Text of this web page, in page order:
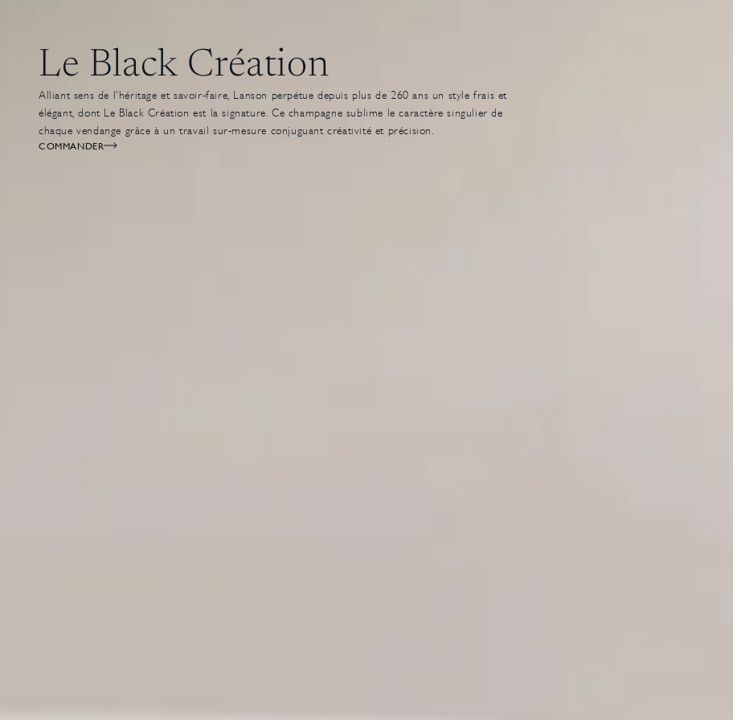
Le Black Création
Alliant sens de l'héritage et savoir-faire, Lanson perpétue depuis plus de 260 ans un style frais et
élégant, dont Le Black Création est la signature. Ce champagne sublime le caractère singulier de
chaque vendange grâce à un travail sur-mesure conjuguant créativité et précision.
COMMANDER